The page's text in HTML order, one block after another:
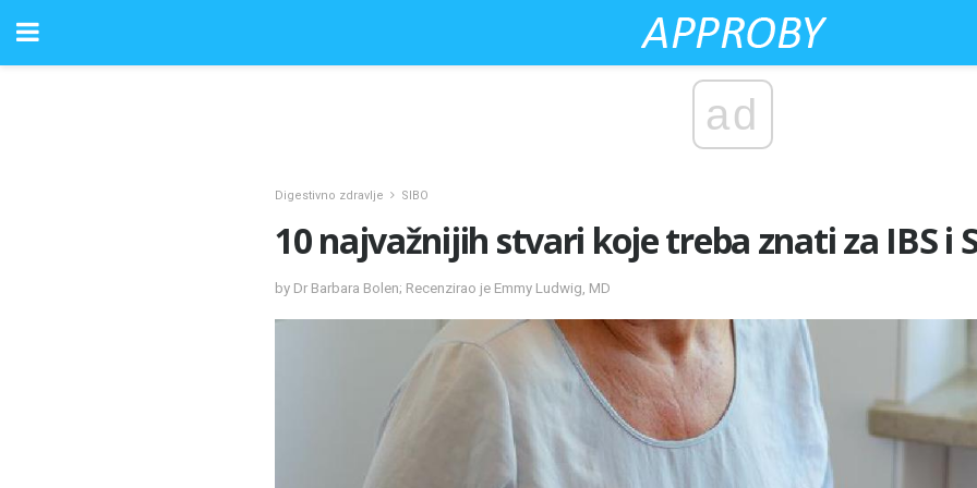
ad
Digestivno zdravlje SIBO
10 najvažnijih stvari koje treba znati za IBS i
by Dr Barbara Bolen; Recenzirao je Emmy Ludwig, MD